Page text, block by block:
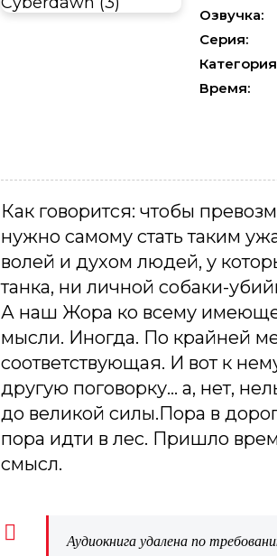
Озвучка:
Серия:
Время:
Как говорится: чтобы
нужно самому стать таким
волей и духом людей, у
танка, ни личной собаки-
А наш Жора ко всему
мысли. Иногда. По крайней
соответствующая. И вот к
другую поговорку… а, нет,
до великой силы.Пора в
пора идти в лес. Пришло
смысл.
Аудиокнига удалена по